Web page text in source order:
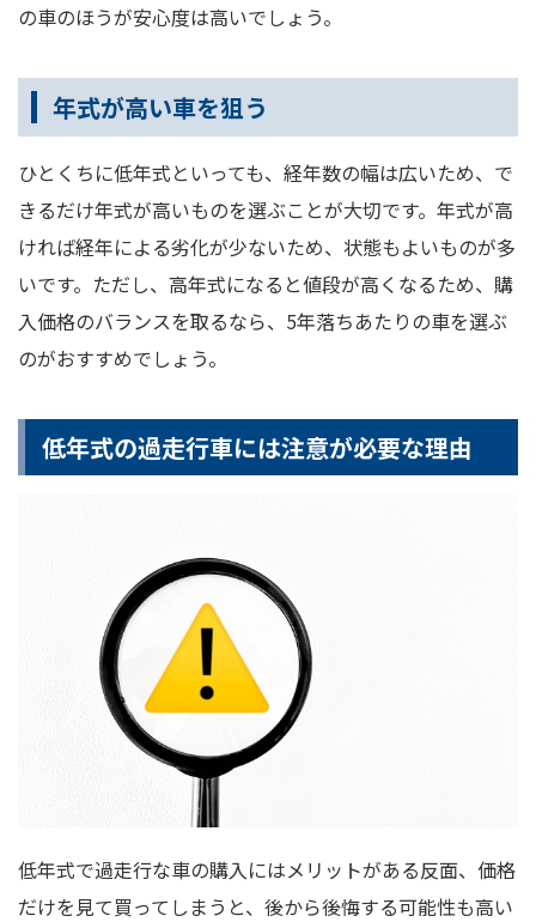
の車のほうが安心度は高いでしょう。
年式が高い車を狙う
ひとくちに低年式といっても、経年数の幅は広いため、で
きるだけ年式が高いものを選ぶことが大切です。年式が高
ければ経年による劣化が少ないため、状態もよいものが多
いです。ただし、高年式になると値段が高くなるため、購
入価格のバランスを取るなら、5年落ちあたりの車を選ぶ
のがおすすめでしょう。
低年式の過走行車には注意が必要な理由
低年式で過走行な車の購入にはメリットがある反面、価格
だけを見て買ってしまうと、後から後悔する可能性も高い